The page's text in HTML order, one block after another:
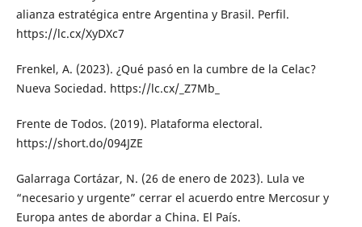
alianza estratégica entre Argentina y Brasil. Perfil.
https://lc.cx/XyDXc7
Frenkel, A. (2023). ¿Qué pasó en la cumbre de la Celac?
Nueva Sociedad. https://lc.cx/_Z7Mb_
Frente de Todos. (2019). Plataforma electoral.
https://short.do/094JZE
Galarraga Cortázar, N. (26 de enero de 2023). Lula ve
“necesario y urgente” cerrar el acuerdo entre Mercosur y
Europa antes de abordar a China. El País.